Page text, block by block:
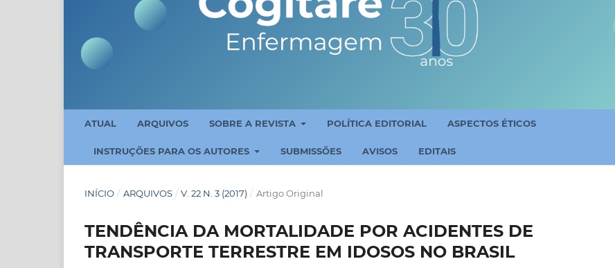
ATUAL ARQUIVOS SOBRE A REVISTA POLÍTICA EDITORIAL ASPECTOS ÉTICOS
INSTRUÇÕES PARA OS AUTORES SUBMISSÕES AVISOS EDITAIS
INÍCIO / ARQUIVOS / V. 22 N. 3 (2017) / Artigo Original
TENDÊNCIA DA MORTALIDADE POR ACIDENTES DE
TRANSPORTE TERRESTRE EM IDOSOS NO BRASIL